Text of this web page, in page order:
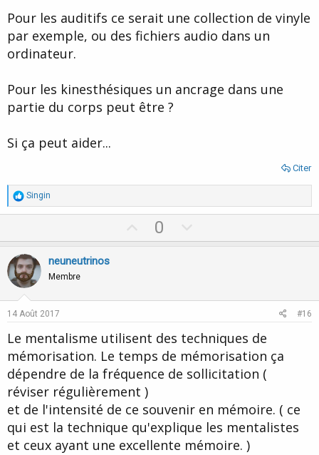
Pour les auditifs ce serait une collection de vinyle
par exemple, ou des fichiers audio dans un
ordinateur.
Pour les kinesthésiques un ancrage dans une
partie du corps peut être ?
Si ça peut aider...
Citer
R
é
a
t
i
o
n
s
:
Singin
p
t
0
o
v
t
e
neuneutrinos
Membre
14 Août 2017 #16
Le mentalisme utilisent des techniques de
mémorisation. Le temps de mémorisation ça
dépendre de la fréquence de sollicitation (
réviser régulièrement )
et de l'intensité de ce souvenir en mémoire. ( ce
qui est la technique qu'explique les mentalistes
et ceux ayant une excellente mémoire. )